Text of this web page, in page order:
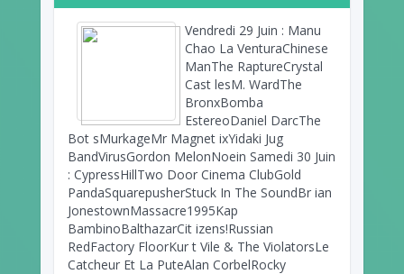
Vendredi 29 Juin : Manu
Chao La VenturaChinese
ManThe RaptureCrystal
Cast lesM. WardThe
BronxBomba
EstereoDaniel DarcThe
Bot sMurkageMr Magnet ixYidaki Jug
BandVirusGordon MelonNoein Samedi 30 Juin
: CypressHillTwo Door Cinema ClubGold
PandaSquarepusherStuck In The SoundBr ian
JonestownMassacre1995Kap
BambinoBalthazarCit izens!Russian
RedFactory FloorKur t Vile & The ViolatorsLe
Catcheur Et La PuteAlan CorbelRocky